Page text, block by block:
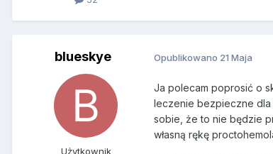
blueskye
Użytkownik
Opublikowano 21 Maja
Ja polecam poprosić o
leczenie bezpieczne dla
sobie, że to nie będzie
własną rękę